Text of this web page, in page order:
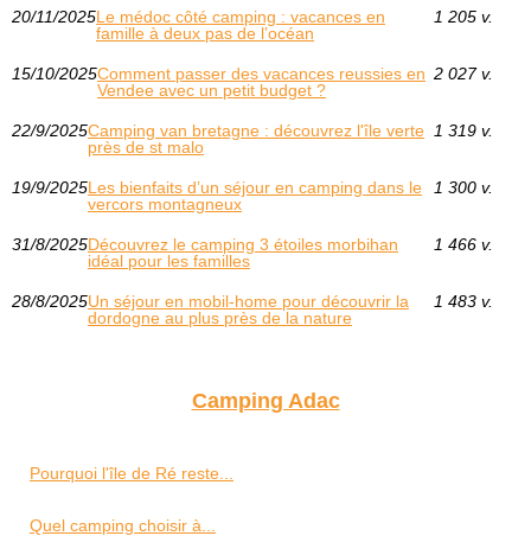
20/11/2025Le médoc côté camping : vacances en
famille à deux pas de l’océan
1 205 v.
15/10/2025Comment passer des vacances reussies en
Vendee avec un petit budget ?
2 027 v.
22/9/2025Camping van bretagne : découvrez l'île verte
près de st malo
1 319 v.
19/9/2025Les bienfaits d’un séjour en camping dans le
vercors montagneux
1 300 v.
31/8/2025Découvrez le camping 3 étoiles morbihan
idéal pour les familles
1 466 v.
28/8/2025Un séjour en mobil-home pour découvrir la
dordogne au plus près de la nature
1 483 v.
Camping Adac
Pourquoi l'île de Ré reste...
Quel camping choisir à...